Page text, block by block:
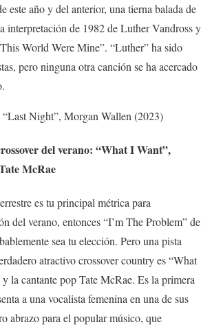
este año y del anterior, una tierna balada de
interpretación de 1982 de Luther Vandross y
World Were Mine”. “Luther” ha sido
pero ninguna otra canción se ha acercado
“Last Night”, Morgan Wallen (2023)
del verano: “What I Want”,
McRae
es tu principal métrica para
del verano, entonces “I’m The Problem” de
sea tu elección. Pero una pista
atractivo crossover country es “What
la cantante pop Tate McRae. Es la primera
a una vocalista femenina en una de sus
abrazo para el popular músico, que